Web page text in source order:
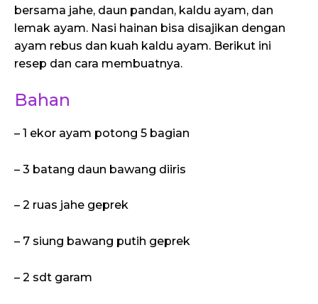
bersama jahe, daun pandan, kaldu ayam, dan
lemak ayam. Nasi hainan bisa disajikan dengan
ayam rebus dan kuah kaldu ayam. Berikut ini
resep dan cara membuatnya.
Bahan
– 1 ekor ayam potong 5 bagian
– 3 batang daun bawang diiris
– 2 ruas jahe geprek
– 7 siung bawang putih geprek
– 2 sdt garam